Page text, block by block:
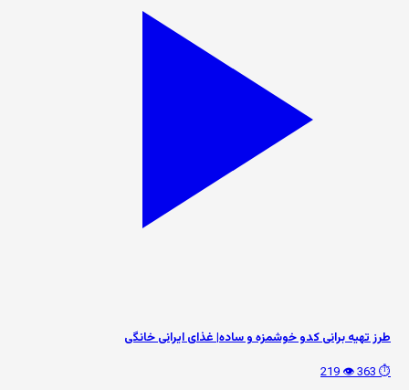
طرز تهیه برانی کدو خوشمزه و ساده| غذای ایرانی خانگی
⏱️ 363
👁️ 219